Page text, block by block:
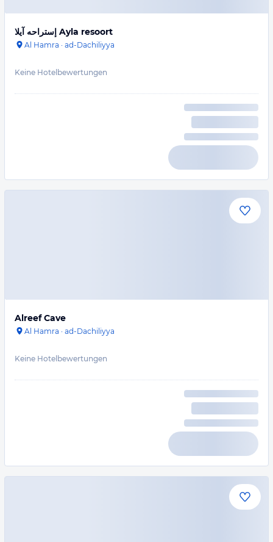
إستراحه آيلا Ayla resoort
Al Hamra · ad-Dachiliyya
Keine Hotelbewertungen
Alreef Cave
Al Hamra · ad-Dachiliyya
Keine Hotelbewertungen